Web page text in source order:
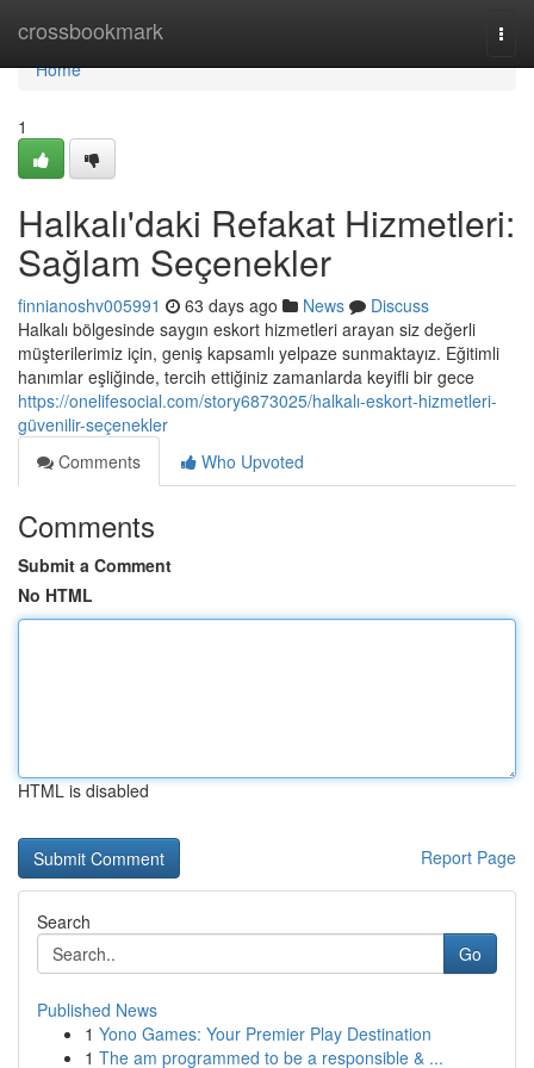
crossbookmark
Home
Home
1
Halkalı'daki Refakat Hizmetleri:
Sağlam Seçenekler
finnianoshv005991 63 days ago News
Discuss
Halkalı bölgesinde saygın eskort hizmetleri arayan siz değerli
müşterilerimiz için, geniş kapsamlı yelpaze sunmaktayız. Eğitimli
hanımlar eşliğinde, tercih ettiğiniz zamanlarda keyifli bir gece
https://onelifesocial.com/story6873025/halkalı-eskort-hizmetleri-
güvenilir-seçenekler
Comments
Who Upvoted
Comments
Submit a Comment
No HTML
HTML is disabled
Report Page
Search
Go
Published News
1 Yono Games: Your Premier Play Destination
1 The am programmed to be a responsible & ...